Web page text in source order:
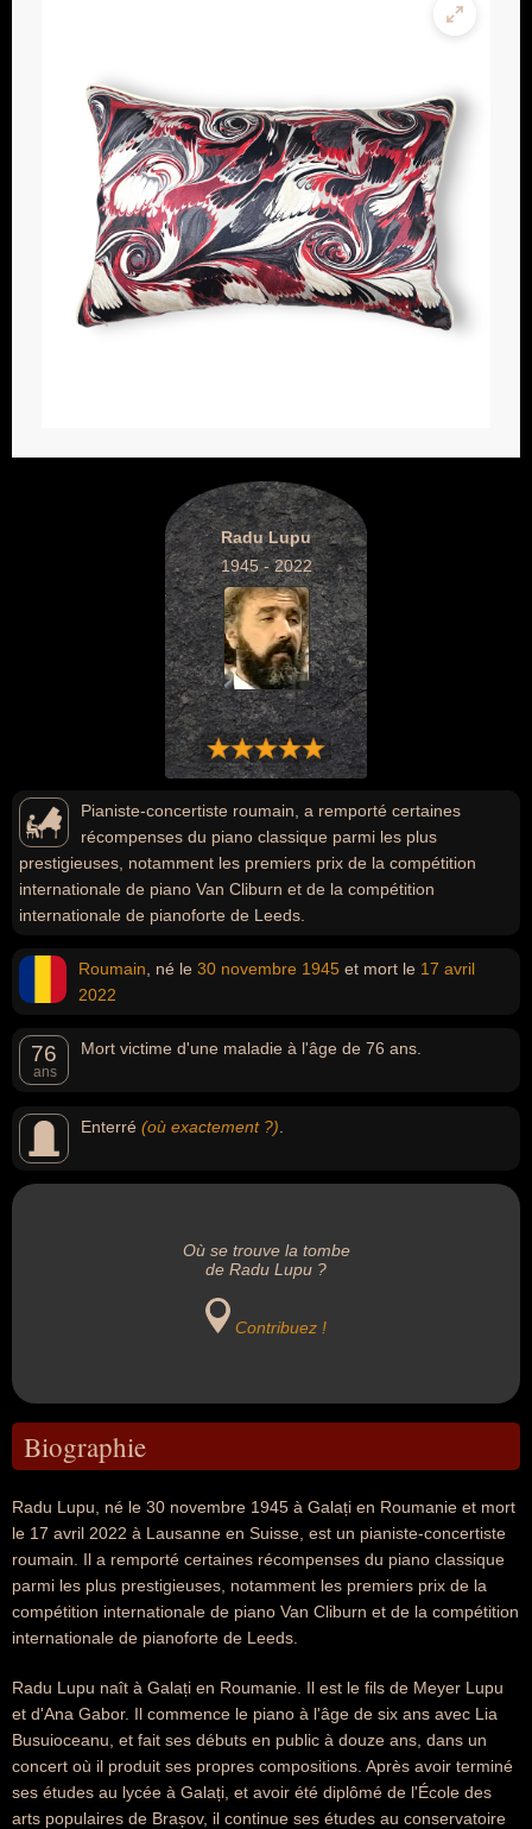
Radu Lupu
1945 - 2022
Pianiste-concertiste roumain, a remporté certaines
récompenses du piano classique parmi les plus
prestigieuses, notamment les premiers prix de la compétition
internationale de piano Van Cliburn et de la compétition
internationale de pianoforte de Leeds.
Roumain , né le 30 novembre 1945 et mort le 17 avril
2022
76
ans
Mort victime d'une maladie à l'âge de 76 ans.
Enterré (où exactement ?)
Où se trouve la tombe
de Radu Lupu ?
Contribuez !
Biographie
Radu Lupu, né le 30 novembre 1945 à Galați en Roumanie et mort
le 17 avril 2022 à Lausanne en Suisse, est un pianiste-concertiste
roumain. Il a remporté certaines récompenses du piano classique
parmi les plus prestigieuses, notamment les premiers prix de la
compétition internationale de piano Van Cliburn et de la compétition
internationale de pianoforte de Leeds.
Radu Lupu naît à Galați en Roumanie. Il est le fils de Meyer Lupu
et d'Ana Gabor. Il commence le piano à l'âge de six ans avec Lia
Busuioceanu, et fait ses débuts en public à douze ans, dans un
concert où il produit ses propres compositions. Après avoir terminé
ses études au lycée à Galați, et avoir été diplômé de l'École des
arts populaires de Brașov, il continue ses études au conservatoire